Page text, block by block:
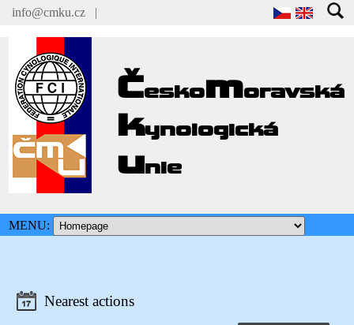
info@cmku.cz |
Českomoravská
kynologická
unie
MENU:
Nearest actions